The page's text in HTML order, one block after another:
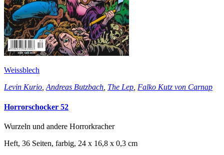
Weissblech
Levin Kurio,Andreas Butzbach, The Lep, Falko Kutz von Carnap
Horrorschocker 52
Wurzeln und andere Horrorkracher
Heft, 36 Seiten, farbig, 24 x 16,8 x 0,3 cm